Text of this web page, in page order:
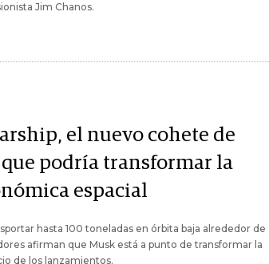
Jim Chanos.
el nuevo cohete de
podría transformar la
espacial
hasta 100 toneladas en órbita baja alrededor de
afirman que Musk está a punto de transformar la
de los lanzamientos.